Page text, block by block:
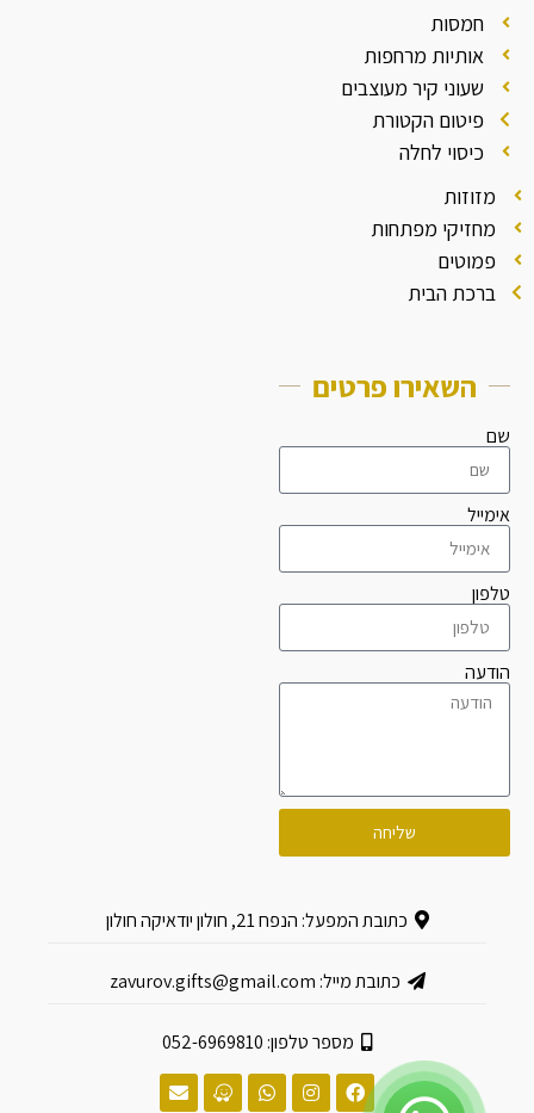
חמסות
אותיות מרחפות
שעוני קיר מעוצבים
פיטום הקטורת
כיסוי לחלה
מזוזות
מחזיקי מפתחות
פמוטים
ברכת הבית
השאירו פרטים
שם
אימייל
טלפון
הודעה
שליחה
כתובת המפעל: הנפח 21, חולון יודאיקה חולון
כתובת מייל: zavurov.gifts@gmail.com
מספר טלפון: 052-6969810